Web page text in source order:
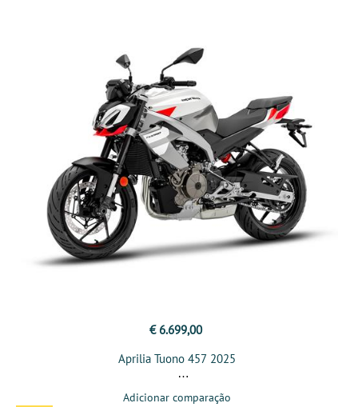
€ 6.699,00
Aprilia Tuono 457 2025
Adicionar comparação